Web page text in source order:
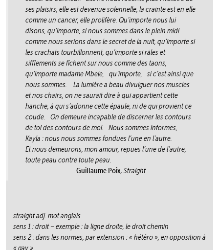
ses plaisirs, elle est devenue solennelle, la crainte est en elle
comme un cancer, elle prolifère. Qu’importe nous lui
disons, qu’importe, si nous sommes dans le plein midi
comme nous serions dans le secret de la nuit, qu’importe si
les crachats tourbillonnent, qu’importe si râles et
sifflements se fichent sur nous comme des taons,
qu’importe madame Mbele, qu’importe, si c’est ainsi que
nous sommes. La lumière a beau divulguer nos muscles
et nos chairs, on ne saurait dire à qui appartient cette
hanche, à qui s’adonne cette épaule, ni de qui provient ce
coude. On demeure incapable de discerner les contours
de toi des contours de moi. Nous sommes informes,
Kayla : nous nous sommes fondues l’une en l’autre.
Et nous demeurons, mon amour, repues l’une de l’autre,
toute peau contre toute peau.
Guillaume Poix, Straight
straight adj. mot anglais
sens 1 : droit – exemple : la ligne droite, le droit chemin
sens 2 : dans les normes, par extension : « hétéro », en opposition à
« gay »